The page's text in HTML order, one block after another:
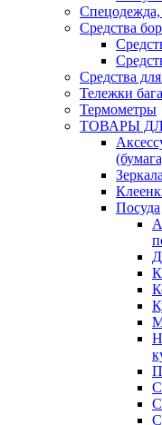
Спецодежда,
Средства
Средства
Тележки
Термометры
ТОВАРЫ
Зеркала
Посуда